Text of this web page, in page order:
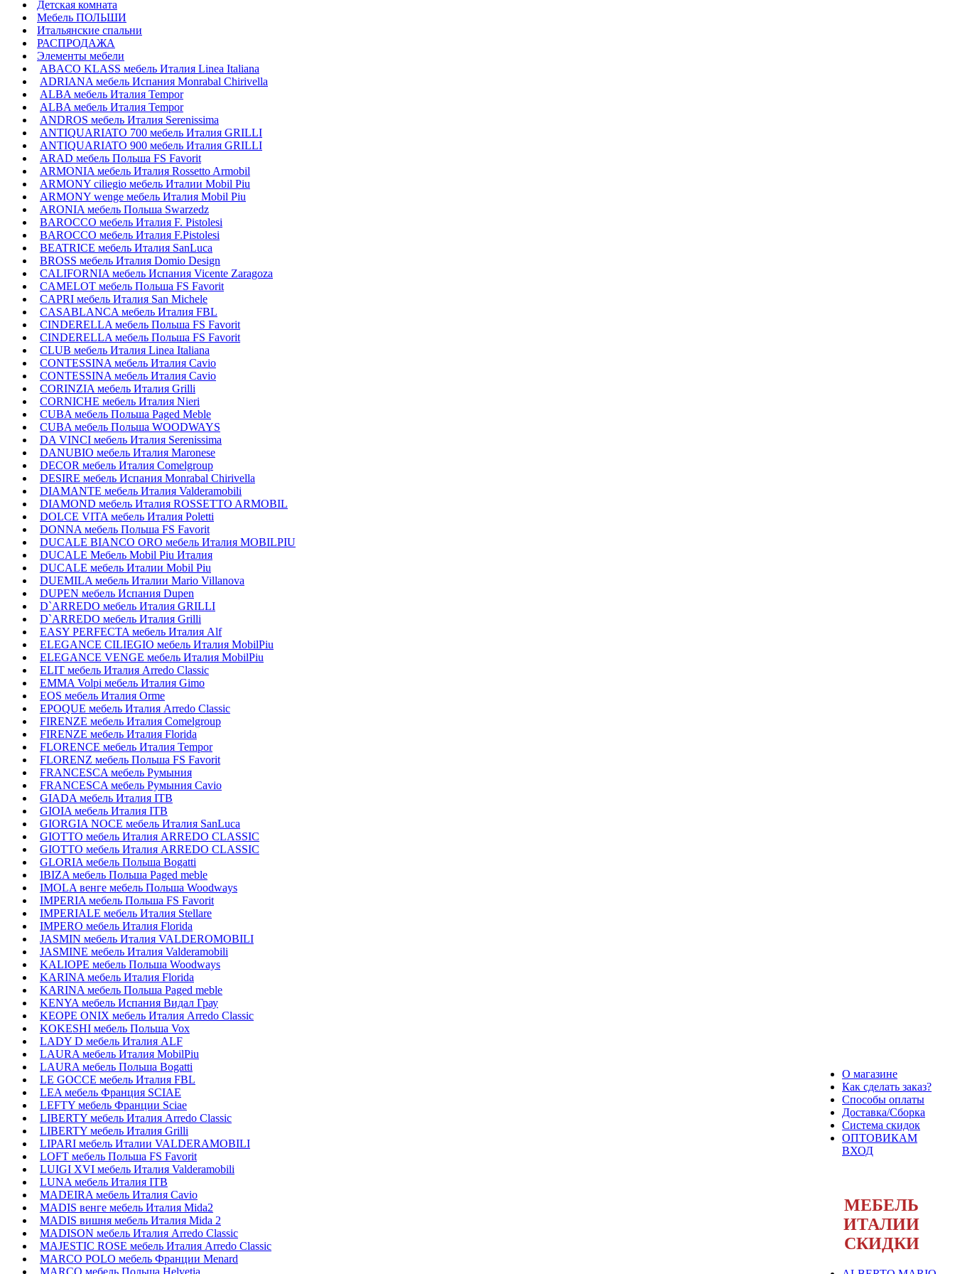
Детская комната
Мебель ПОЛЬШИ
Итальянские спальни
РАСПРОДАЖА
Элементы мебели
ABACO KLASS мебель Италия Linea Italiana
ADRIANA мебель Испания Monrabal Chirivella
ALBA мебель Италия Tempor
ALBA мебель Италия Tempor
ANDROS мебель Италия Serenissima
ANTIQUARIATO 700 мебель Италия GRILLI
ANTIQUARIATO 900 мебель Италия GRILLI
ARAD мебель Польша FS Favorit
ARMONIA мебель Италия Rossetto Armobil
ARMONY ciliegio мебель Италии Mobil Piu
ARMONY wenge мебель Италия Mobil Piu
ARONIA мебель Польша Swarzedz
BAROCCO мебель Италия F. Pistolesi
BAROCCO мебель Италия F.Pistolesi
BEATRICE мебель Италия SanLuca
BROSS мебель Италия Domio Design
CALIFORNIA мебель Испания Vicente Zaragoza
CAMELOT мебель Польша FS Favorit
CAPRI мебель Италия San Michele
CASABLANCA мебель Италия FBL
CINDERELLA мебель Польша FS Favorit
CINDERELLA мебель Польша FS Favorit
CLUB мебель Италия Linea Italiana
CONTESSINA мебель Италия Cavio
CONTESSINA мебель Италия Сavio
CORINZIA мебель Италия Grilli
CORNICHE мебель Италия Nieri
CUBA мебель Польша Paged Meble
CUBA мебель Польша WOODWAYS
DA VINCI мебель Италия Serenissima
DANUBIO мебель Италия Maronese
DECOR мебель Италия Comelgroup
DESIRE мебель Испания Monrabal Chirivella
DIAMANTE мебель Италия Valderamobili
DIAMOND мебель Италия ROSSETTO ARMOBIL
DOLCE VITA мебель Италия Poletti
DONNA мебель Польша FS Favorit
DUCALE BIANCO ORO мебель Италия MOBILPIU
DUCALE Мебель Mobil Piu Италия
DUCALE мебель Италии Mobil Piu
DUEMILA мебель Италии Mario Villanova
DUPEN мебель Испания Dupen
D`ARREDO мебель Италия GRILLI
D`ARREDO мебель Италия Grilli
EASY PERFECTA мебель Италия Alf
ELEGANCE CILIEGIO мебель Италия MobilPiu
ELEGANCE VENGE мебель Италия MobilPiu
ELIT мебель Италия Arredo Classic
EMMA Volpi мебель Италия Gimo
EOS мебель Италия Orme
EPOQUE мебель Италия Arredo Classic
FIRENZE мебель Италия Comelgroup
FIRENZE мебель Италия Florida
FLORENCE мебель Италия Tempor
FLORENZ мебель Польша FS Favorit
FRANCESCA мебель Румыния
FRANCESCA мебель Румыния Cavio
GIADA мебель Италия ITB
GIOIA мебель Италия ITB
GIORGIA NOCE мебель Италия SanLuca
GIOTTO мебель Италия ARREDO CLASSIC
GIOTTO мебель Италия ARREDO CLASSIC
GLORIA мебель Польша Bogatti
IBIZA мебель Польша Paged meble
IMOLA венге мебель Польша Woodways
IMPERIA мебель Польша FS Favorit
IMPERIALE мебель Италия Stellare
IMPERO мебель Италия Florida
JASMIN мебель Италия VALDEROMOBILI
JASMINE мебель Италия Valderamobili
KALIOPE мебель Польша Woodways
KARINA мебель Италия Florida
KARINA мебель Польша Paged meble
KENYA мебель Испания Видал Грау
KEOPE ONIX мебель Италия Arredo Classic
KOKESHI мебель Польша Vox
LADY D мебель Италия ALF
LAURA мебель Италия MobilPiu
LAURA мебель Польша Bogatti
LE GOCCE мебель Италия FBL
LEA мебель Франция SCIAE
LEFTY мебель Франции Sciae
LIBERTY мебель Италия Arredo Classic
LIBERTY мебель Италия Grilli
LIPARI мебель Италии VALDERAMOBILI
LOFT мебель Польша FS Favorit
LUIGI XVI мебель Италия Valderamobili
LUNA мебель Италия ITB
MADEIRA мебель Италия Cavio
MADIS венге мебель Италия Mida2
MADIS вишня мебель Италия Mida 2
MADISON мебель Италия Arredo Classic
MAJESTIC ROSE мебель Италия Arredo Classic
MARCO POLO мебель Франции Menard
MARCO мебель Польша Helvetia
О магазине
Как сделать заказ?
Способы оплаты
Доставка/Сборка
Система скидок
ОПТОВИКАМ
ВХОД
МЕБЕЛЬ
ИТАЛИИ
СКИДКИ